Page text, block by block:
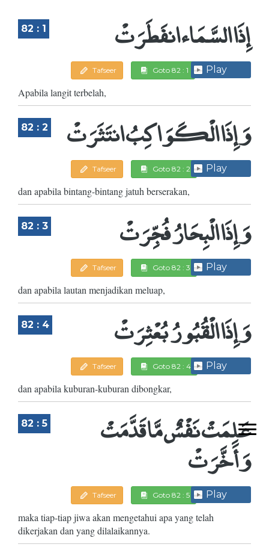
82 : 1 إِذَا السَّمَاء انفَطَرَتْ
Tafseer Goto 82 : 1 Play
Apabila langit terbelah,
82 : 2 وَإِذَا الْكَوَاكِبُ انتَثَرَتْ
Tafseer Goto 82 : 2 Play
dan apabila bintang-bintang jatuh berserakan,
82 : 3 وَإِذَا الْبِحَارُ فُجِّرَتْ
Tafseer Goto 82 : 3 Play
dan apabila lautan menjadikan meluap,
82 : 4 وَإِذَا الْقُبُورُ بُعْثِرَتْ
Tafseer Goto 82 : 4 Play
dan apabila kuburan-kuburan dibongkar,
82 : 5 عَلِمَتْ نَفْسٌ مَّا قَدَّمَتْ
وَأَخَّرَتْ
Tafseer Goto 82 : 5 Play
maka tiap-tiap jiwa akan mengetahui apa yang telah
dikerjakan dan yang dilalaikannya.